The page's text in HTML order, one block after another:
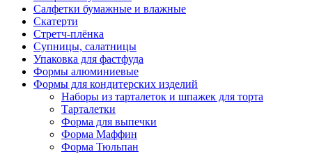
Салфетки бумажные и влажные
Скатерти
Стретч-плёнка
Супницы, салатницы
Упаковка для фастфуда
Формы алюминиевые
Формы для кондитерских изделий
Наборы из тарталеток и шпажек для торта
Тарталетки
Форма для выпечки
Форма Маффин
Форма Тюльпан